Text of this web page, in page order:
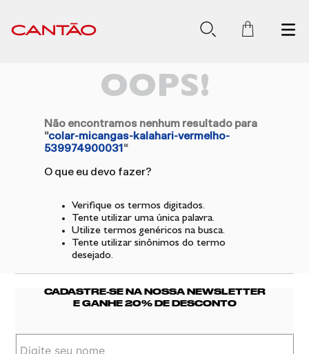
OOPS!
Não encontramos nenhum resultado para
"colar-micangas-kalahari-vermelho-
539974900031 "
O que eu devo fazer?
Verifique os termos digitados.
Tente utilizar uma única palavra.
Utilize termos genéricos na busca.
Tente utilizar sinônimos do termo
desejado.
CADASTRE-SE NA NOSSA NEWSLETTER
E GANHE 20% DE DESCONTO